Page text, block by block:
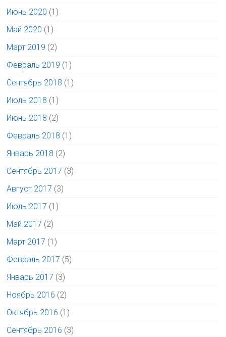
Июнь 2020 (1)
Май 2020 (1)
Март 2019 (2)
Февраль 2019 (1)
Сентябрь 2018 (1)
Июль 2018 (1)
Июнь 2018 (2)
Февраль 2018 (1)
Январь 2018 (2)
Сентябрь 2017 (3)
Август 2017 (3)
Июль 2017 (1)
Май 2017 (2)
Март 2017 (1)
Февраль 2017 (5)
Январь 2017 (3)
Ноябрь 2016 (2)
Октябрь 2016 (1)
Сентябрь 2016 (3)